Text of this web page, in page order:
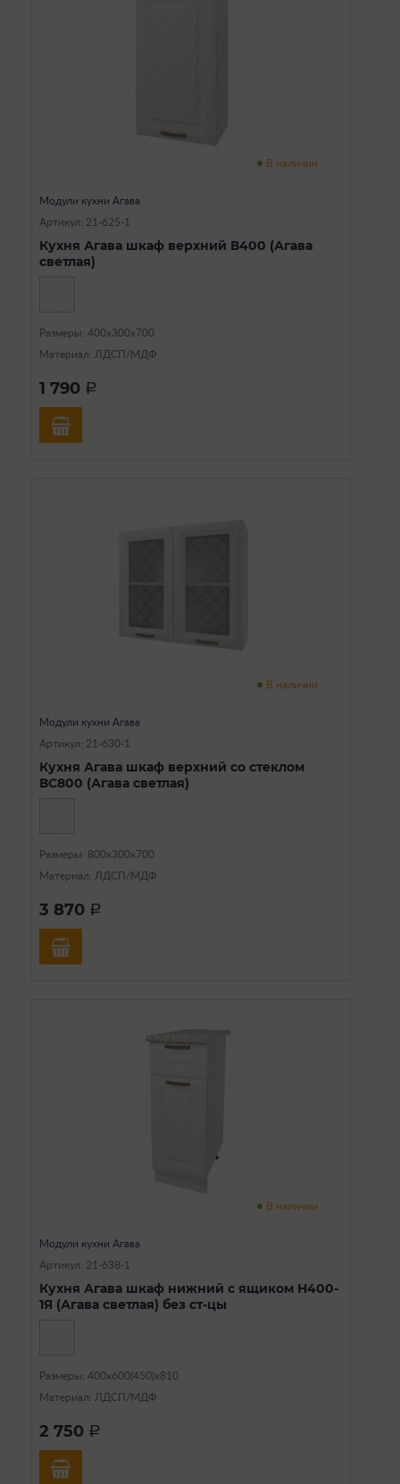
В наличии
Модули кухни Агава
Артикул: 21-625-1
Кухня Агава шкаф верхний В400 (Агава
светлая)
Размеры: 400х300х700
Материал: ЛДСП/МДФ
1 790 a
В наличии
Модули кухни Агава
Артикул: 21-630-1
Кухня Агава шкаф верхний со стеклом
ВС800 (Агава светлая)
Размеры: 800х300х700
Материал: ЛДСП/МДФ
3 870 a
В наличии
Модули кухни Агава
Артикул: 21-638-1
Кухня Агава шкаф нижний с ящиком Н400-
1Я (Агава светлая) без ст-цы
Размеры: 400х600(450)х810
Материал: ЛДСП/МДФ
2 750 a